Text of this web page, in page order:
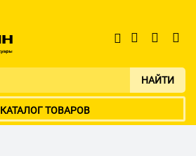
НАЙТИ
КАТАЛОГ ТОВАРОВ